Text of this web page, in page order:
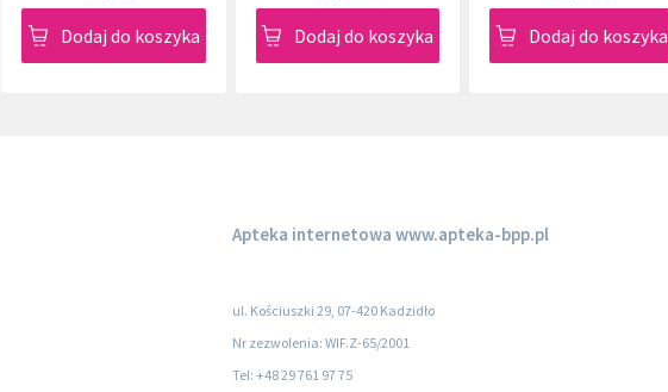
Dodaj do koszyka Dodaj do koszyka Dodaj do koszyka
Apteka internetowa www.apteka-bpp.pl
ul. Kościuszki 29, 07-420 Kadzidło
Nr zezwolenia: WIF.Z-65/2001
Tel: +48 29 761 97 75